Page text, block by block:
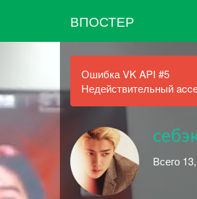
ВПОСТЕР
Ошибка VK API #5
Недействительный
Всего